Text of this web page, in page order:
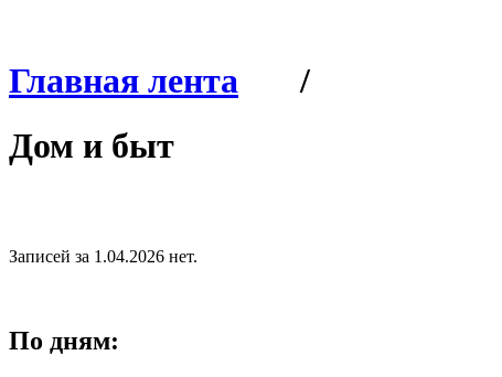
Главная лента
/
Дом и быт
Записей за 1.04.2026 нет.
По дням: